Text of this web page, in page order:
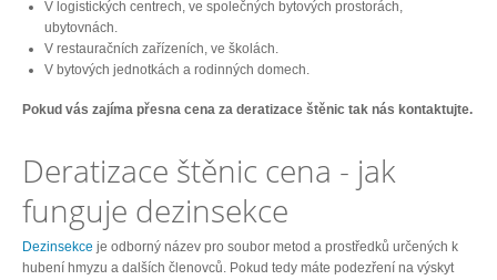
V logistických centrech, ve společných bytových prostorách,
ubytovnách.
V restauračních zařízeních, ve školách.
V bytových jednotkách a rodinných domech.
Pokud vás zajíma přesna cena za deratizace štěnic tak nás kontaktujte.
Deratizace štěnic cena - jak
funguje dezinsekce
Dezinsekce je odborný název pro soubor metod a prostředků určených k
hubení hmyzu a dalších členovců. Pokud tedy máte podezření na výskyt